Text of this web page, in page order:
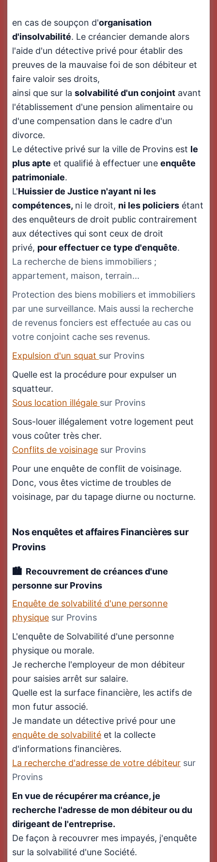
en cas de soupçon d'organisation
d'insolvabilité. Le créancier demande alors
l'aide d'un détective privé pour établir des
preuves de la mauvaise foi de son débiteur et
faire valoir ses droits,
ainsi que sur la solvabilité d'un conjoint avant
l'établissement d'une pension alimentaire ou
d'une compensation dans le cadre d'un
divorce.
Le détective privé sur la ville de Provins est le
plus apte et qualifié à effectuer une enquête
patrimoniale.
L'Huissier de Justice n'ayant ni les
compétences, ni le droit, ni les policiers étant
des enquêteurs de droit public contrairement
aux détectives qui sont ceux de droit
privé, pour effectuer ce type d'enquête.
La recherche de biens immobiliers ;
appartement, maison, terrain...
Protection des biens mobiliers et immobiliers
par une surveillance. Mais aussi la recherche
de revenus fonciers est effectuée au cas ou
votre conjoint cache ses revenus.
Expulsion d'un squat sur Provins
Quelle est la procédure pour expulser un
squatteur.
Sous location illégale sur Provins
Sous-louer illégalement votre logement peut
vous coûter très cher.
Conflits de voisinage sur Provins
Pour une enquête de conflit de voisinage.
Donc, vous êtes victime de troubles de
voisinage, par du tapage diurne ou nocturne.
Nos enquêtes et affaires Financières sur
Provins
Recouvrement de créances d'une
personne sur Provins
Enquête de solvabilité d'une personne
physique sur Provins
L'enquête de Solvabilité d'une personne
physique ou morale.
Je recherche l'employeur de mon débiteur
pour saisies arrêt sur salaire.
Quelle est la surface financière, les actifs de
mon futur associé.
Je mandate un détective privé pour une
enquête de solvabilité et la collecte
d'informations financières.
La recherche d'adresse de votre débiteur sur
Provins
En vue de récupérer ma créance, je
recherche l'adresse de mon débiteur ou du
dirigeant de l'entreprise.
De façon à recouvrer mes impayés, j'enquête
sur la solvabilité d'une Société.